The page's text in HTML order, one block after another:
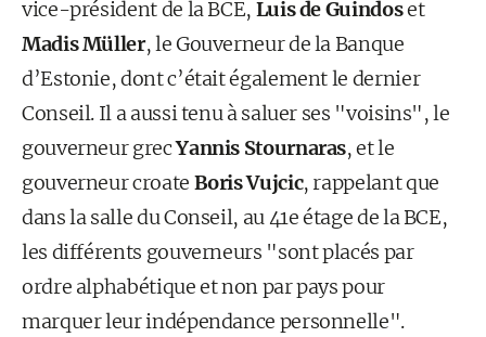
vice-président de la BCE, Luis de Guindoset
Madis Müller, le Gouverneur de la Banque
d’Estonie, dont c’était également le dernier
Conseil. Il a aussi tenu à saluer ses "voisins", le
gouverneur grecYannis Stournaras, et le
gouverneur croate Boris Vujcic, rappelant que
dans la salle du Conseil, au 41e étage de la BCE,
les différents gouverneurs "sont placés par
ordre alphabétique et non par pays pour
marquer leur indépendance personnelle".